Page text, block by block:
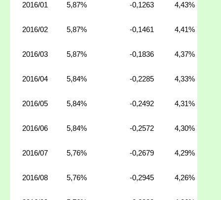
2016/01 5,87% -0,1263 4,43%
2016/02 5,87% -0,1461 4,41%
2016/03 5,87% -0,1836 4,37%
2016/04 5,84% -0,2285 4,33%
2016/05 5,84% -0,2492 4,31%
2016/06 5,84% -0,2572 4,30%
2016/07 5,76% -0,2679 4,29%
2016/08 5,76% -0,2945 4,26%